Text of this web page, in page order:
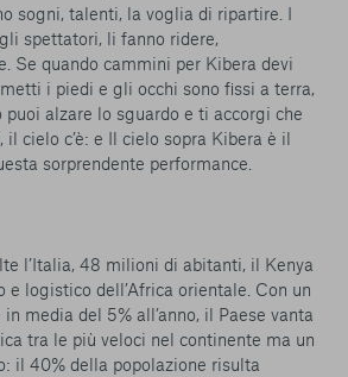
sogni, talenti, la voglia di ripartire. I
spettatori, li fanno ridere,
Se quando cammini per Kibera devi
i piedi e gli occhi sono fissi a terra,
alzare lo sguardo e ti accorgi che
il cielo c’è: e Il cielo sopra Kibera è il
sorprendente performance.
l’Italia, 48 milioni di abitanti, il Kenya
e logistico dell’Africa orientale. Con un
media del 5% all’anno, il Paese vanta
tra le più veloci nel continente ma un
il 40% della popolazione risulta